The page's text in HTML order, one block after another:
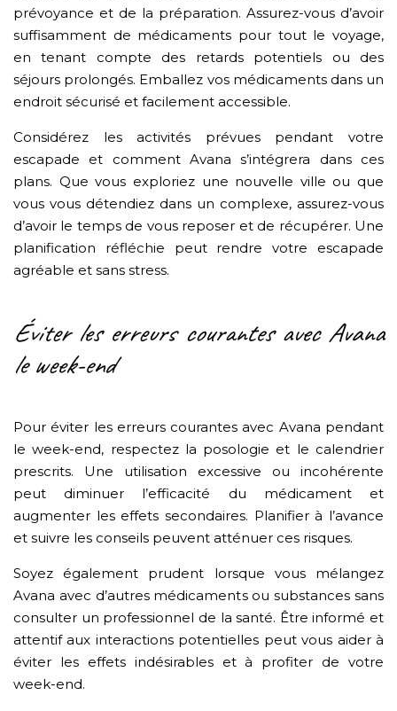
prévoyance et de la préparation. Assurez-vous d’avoir
suffisamment de médicaments pour tout le voyage,
en tenant compte des retards potentiels ou des
séjours prolongés. Emballez vos médicaments dans un
endroit sécurisé et facilement accessible.
Considérez les activités prévues pendant votre
escapade et comment Avana s’intégrera dans ces
plans. Que vous exploriez une nouvelle ville ou que
vous vous détendiez dans un complexe, assurez-vous
d’avoir le temps de vous reposer et de récupérer. Une
planification réfléchie peut rendre votre escapade
agréable et sans stress.
Éviter les erreurs courantes avec Avana
le week-end
Pour éviter les erreurs courantes avec Avana pendant
le week-end, respectez la posologie et le calendrier
prescrits. Une utilisation excessive ou incohérente
peut diminuer l’efficacité du médicament et
augmenter les effets secondaires. Planifier à l’avance
et suivre les conseils peuvent atténuer ces risques.
Soyez également prudent lorsque vous mélangez
Avana avec d’autres médicaments ou substances sans
consulter un professionnel de la santé. Être informé et
attentif aux interactions potentielles peut vous aider à
éviter les effets indésirables et à profiter de votre
week-end.